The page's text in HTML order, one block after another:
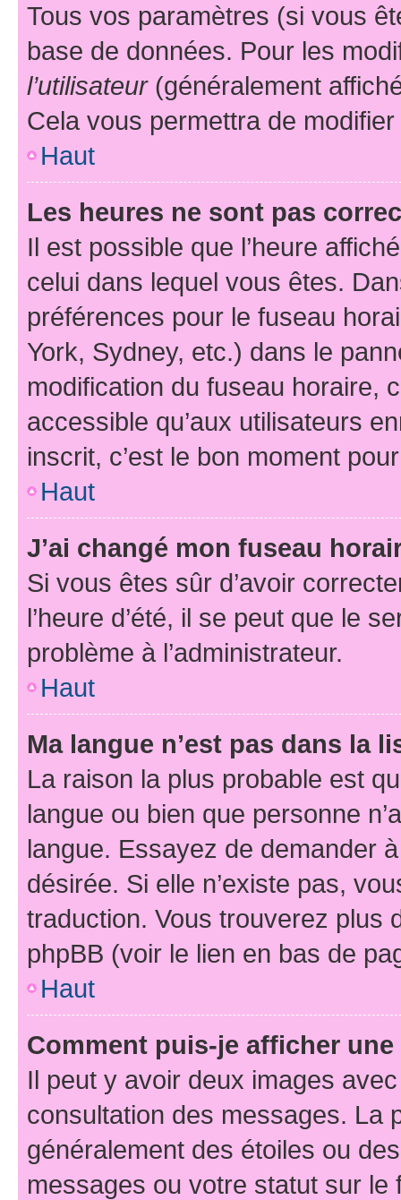
Tous vos paramètres (si vous
base de données. Pour les
l’utilisateur(généralement
Cela vous permettra de
Haut
Les heures ne sont pas
Il est possible que l’heure
celui dans lequel vous êtes.
préférences pour le fuseau
York, Sydney, etc.) dans le
modification du fuseau horaire,
accessible qu’aux utilisateurs
inscrit, c’est le bon moment
Haut
J’ai changé mon fuseau
Si vous êtes sûr d’avoir
l’heure d’été, il se peut que le
problème à l’administrateur.
Haut
Ma langue n’est pas dans la
La raison la plus probable est
langue ou bien que personne
langue. Essayez de demander
désirée. Si elle n’existe pas,
traduction. Vous trouverez plus
phpBB (voir le lien en bas de
Haut
Comment puis-je afficher
Il peut y avoir deux images
consultation des messages. La
généralement des étoiles ou
messages ou votre statut sur